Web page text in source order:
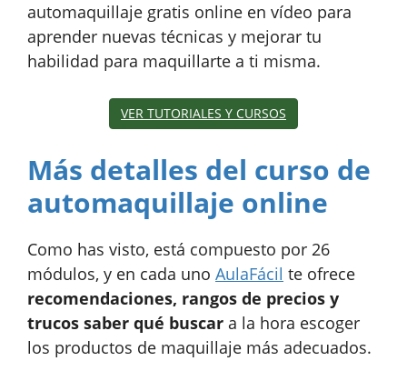
automaquillaje gratis online en vídeo para
aprender nuevas técnicas y mejorar tu
habilidad para maquillarte a ti misma.
VER TUTORIALES Y CURSOS
Más detalles del curso de
automaquillaje online
Como has visto, está compuesto por 26
módulos, y en cada uno AulaFácil te ofrece
recomendaciones, rangos de precios y
trucos saber qué buscar a la hora escoger
los productos de maquillaje más adecuados.